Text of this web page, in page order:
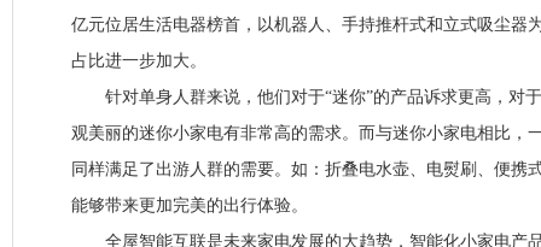
亿元位居生活电器榜首，以机器人、手持推杆式和立式吸尘器
占比进一步加大。
针对单身人群来说，他们对于“迷你”的产品诉求更高，对
观美丽的迷你小家电有非常高的需求。而与迷你小家电相比，
同样满足了出游人群的需要。如：折叠电水壶、电熨刷、便携
能够带来更加完美的出行体验。
全屋智能互联是未来家电发展的大趋势，智能化小家电产